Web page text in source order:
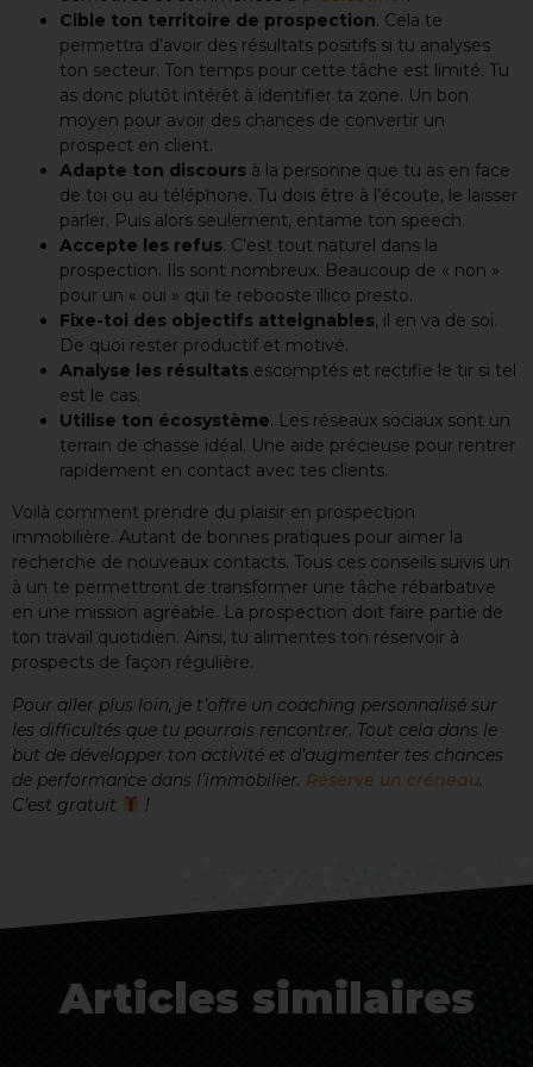
Cible ton territoire de prospection. Cela te
permettra d’avoir des résultats positifs si tu analyses
ton secteur. Ton temps pour cette tâche est limité. Tu
as donc plutôt intérêt à identifier ta zone. Un bon
moyen pour avoir des chances de convertir un
prospect en client.
Adapte ton discours à la personne que tu as en face
de toi ou au téléphone. Tu dois être à l’écoute, le laisser
parler. Puis alors seulement, entame ton speech.
Accepte les refus. C’est tout naturel dans la
prospection. Ils sont nombreux. Beaucoup de « non »
pour un « oui » qui te rebooste illico presto.
Fixe-toi des objectifs atteignables, il en va de soi.
De quoi rester productif et motivé.
Analyse les résultats escomptés et rectifie le tir si tel
est le cas.
Utilise ton écosystème. Les réseaux sociaux sont un
terrain de chasse idéal. Une aide précieuse pour rentrer
rapidement en contact avec tes clients.
Voilà comment prendre du plaisir en prospection
immobilière. Autant de bonnes pratiques pour aimer la
recherche de nouveaux contacts. Tous ces conseils suivis un
à un te permettront de transformer une tâche rébarbative
en une mission agréable. La prospection doit faire partie de
ton travail quotidien. Ainsi, tu alimentes ton réservoir à
prospects de façon régulière.
Pour aller plus loin, je t’offre un coaching personnalisé sur
les difficultés que tu pourrais rencontrer. Tout cela dans le
but de développer ton activité et d’augmenter tes chances
de performance dans l’immobilier. Réserve un créneau.
C’est gratuit
!
Articles similaires